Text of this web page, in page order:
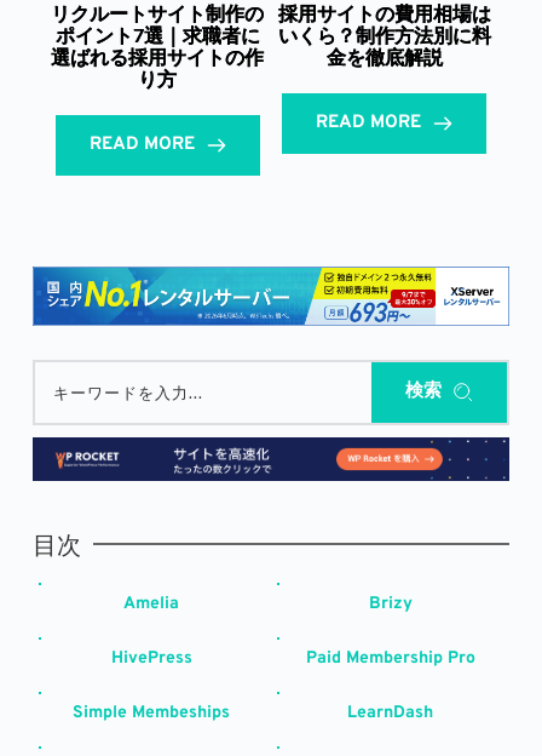
リクルートサイト制作の
ポイント7選｜求職者に
選ばれる採用サイトの作
り方
READ MORE
採用サイトの費用相場は
いくら？制作方法別に料
金を徹底解説
READ MORE
キーワードを入力... 検索
目次
Amelia Brizy
HivePress Paid Membership Pro
Simple Membeships LearnDash